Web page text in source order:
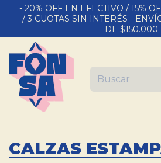
- 20% OFF EN EFECTIVO / 15%
/ 3 CUOTAS SIN INTERÉS -
DE $150.000
CALZAS